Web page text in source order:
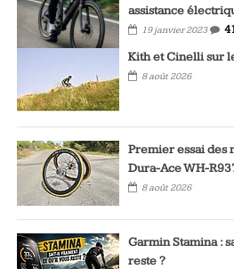
assistance
19 janvier 2023
Kith et Cinelli sur
8 août 2026
Premier essai des
Dura-Ace WH-
8 août 2026
Garmin Stamina :
reste ?